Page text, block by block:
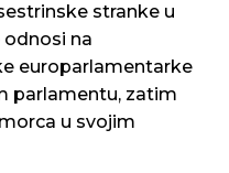
stranke u
odnosi na
europarlamentarke
parlamentu, zatim
u svojim